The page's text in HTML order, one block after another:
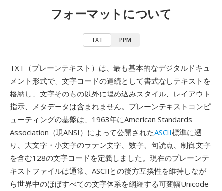
フォーマットについて
TXT PPM
TXT（プレーンテキスト）は、最も基本的なデジタルドキュ
メント形式で、文字コードの連続として書式なしテキストを
格納し、文字そのもの以外に埋め込みスタイル、レイアウト
指示、メタデータは含まれません。プレーンテキストコンピ
ューティングの基盤は、1963年にAmerican Standards
Association（現ANSI）によって公開されたASCII標準に遡
り、大文字・小文字のラテン文字、数字、句読点、制御文字
を含む128の文字コードを定義しました。現在のプレーンテ
キストファイルは通常、ASCIIとの後方互換性を維持しなが
ら世界中のほぼすべての文字体系を網羅する可変幅Unicode